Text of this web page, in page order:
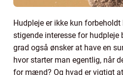
Hudpleje er ikke kun forbeholdt
stigende interesse for
grad også ønsker at have en
hvor starter man egentlig, når
for mænd? Og hvad er vigtigt